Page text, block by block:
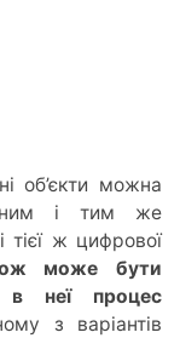
об’єкти можна
і тим же
тієї ж цифрової
може бути
в неї процес
з варіантів